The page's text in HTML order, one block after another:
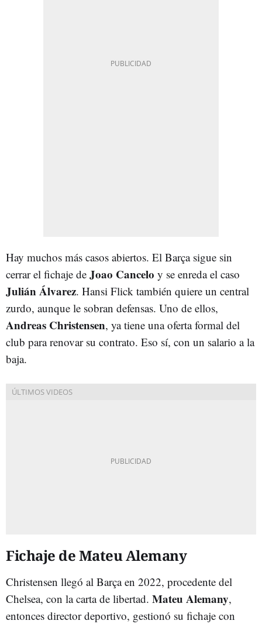
Hay muchos más casos abiertos. El Barça sigue sin
cerrar el fichaje de Joao Cancelo y se enreda el caso
Julián Álvarez. Hansi Flick también quiere un central
zurdo, aunque le sobran defensas. Uno de ellos,
Andreas Christensen, ya tiene una oferta formal del
club para renovar su contrato. Eso sí, con un salario a la
baja.
Fichaje de Mateu Alemany
Christensen llegó al Barça en 2022, procedente del
Chelsea, con la carta de libertad. Mateu Alemany,
entonces director deportivo, gestionó su fichaje con